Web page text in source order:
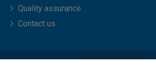
Quality assurance
Contact us